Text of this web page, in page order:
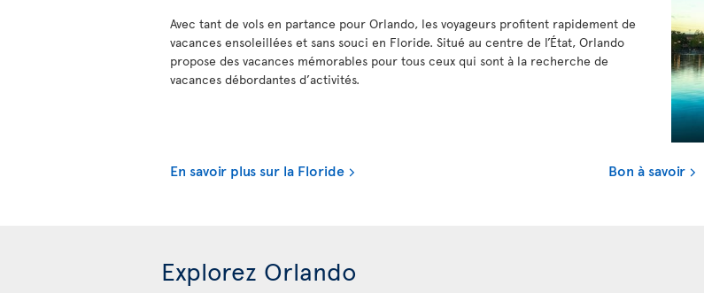
Avec tant de vols en partance pour Orlando, les voyageurs profitent rapidement de
vacances ensoleillées et sans souci en Floride. Situé au centre de l’État, Orlando
propose des vacances mémorables pour tous ceux qui sont à la recherche de
vacances débordantes d’activités.
En savoir plus sur la Floride Bon à savoir
Explorez Orlando